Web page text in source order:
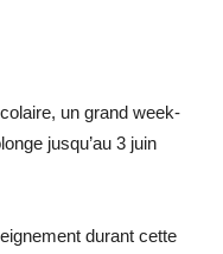
un grand week-
jusqu’au 3 juin
durant cette